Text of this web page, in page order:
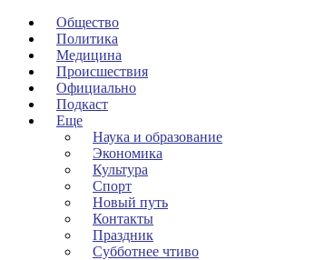
Общество
Политика
Медицина
Происшествия
Официально
Подкаст
Еще
Наука и образование
Экономика
Культура
Спорт
Новый путь
Контакты
Праздник
Субботнее чтиво